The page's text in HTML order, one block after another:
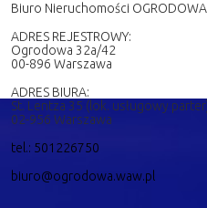
Biuro Nieruchomości OGRODOWA
ADRES REJESTROWY:
Ogrodowa 32a/42
00-896 Warszawa
ADRES BIURA:
St. Lentza 35 (lok. usługowy
02-956 Warszawa
tel.: 501226750
biuro@ogrodowa.waw.pl